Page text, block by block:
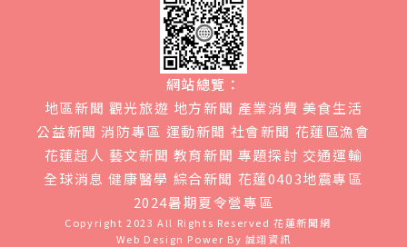
網站總覽：
地區新聞 觀光旅遊 地方新聞 產業消費 美食生活
公益新聞 消防專區 運動新聞 社會新聞 花蓮區漁會
花蓮超人 藝文新聞 教育新聞 專題探討 交通運輸
全球消息 健康醫學 綜合新聞 花蓮0403地震專區
2024暑期夏令營專區
Copyright 2023 All Rights Reserved花蓮新聞網
Web Design Power By 誠翊資訊